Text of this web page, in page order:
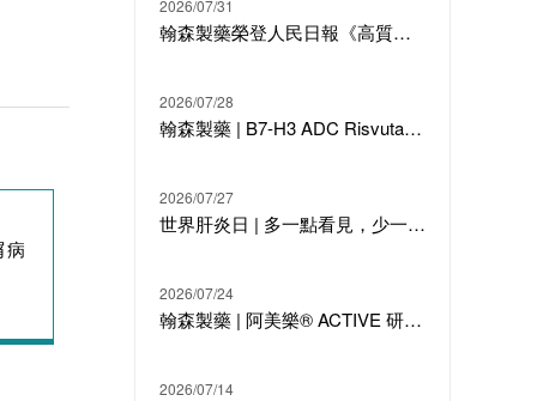
病
2026/07/31
翰森製藥榮登人民日報《高質量發展故事匯》
2026/07/28
翰森製藥 | B7-H3 ADC Risvutatug Rezetecan（HS-20093）骨肉瘤III期臨床ARTEMIS-011達到IRC-PFS主要終點
2026/07/27
世界肝炎日 | 多一點看見，少一點偏見，科學治療才是打敗乙肝的最強答案
2026/07/24
翰森製藥 | 阿美樂® ACTIVE 研究在線發表於國際期刊 JTO
2026/07/14